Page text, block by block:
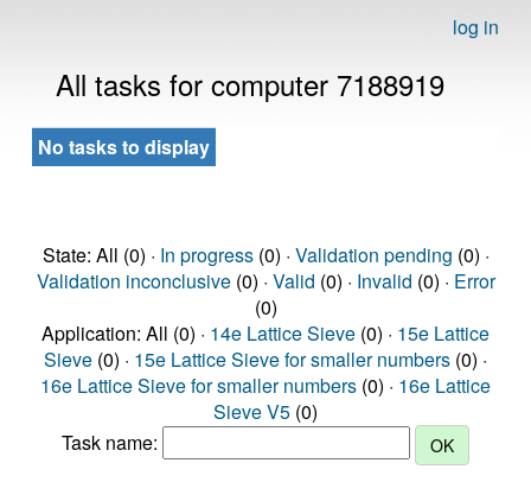
log in
All tasks for computer 7188919
No tasks to display
State: All (0) · In progress(0) · Validation pending (0) ·
Validation inconclusive(0) · Valid (0) · Invalid (0) · Error
(0)
Application: All (0) · 14e Lattice Sieve (0) · 15e Lattice
Sieve (0) · 15e Lattice Sieve for smaller numbers (0) ·
16e Lattice Sieve for smaller numbers (0) · 16e Lattice
Sieve V5 (0)
Task name: